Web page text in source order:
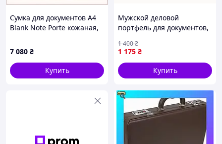
Сумка для документов А4
Blank Note Porte кожаная,
7 080 ₴
Купить
Мужской деловой
портфель для документов,
1 175 ₴
1 400₴
Купить